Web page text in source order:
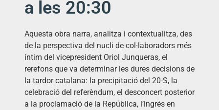
a les 20:30
Aquesta obra narra, analitza i contextualitza, des
de la perspectiva del nucli de col·laboradors més
íntim del vicepresident Oriol Junqueras, el
rerefons que va determinar les dures decisions de
la tardor catalana: la precipitació del 20-S, la
celebració del referèndum, el desconcert posterior
a la proclamació de la República, l’ingrés en